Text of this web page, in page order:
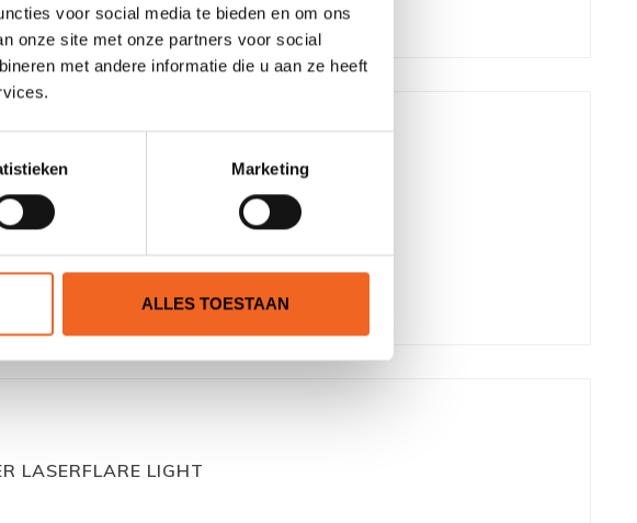
voor social media te bieden en om ons
onze site met onze partners voor social
met andere informatie die u aan ze heeft
Marketing
ALLES TOESTAAN
LASERFLARE LIGHT